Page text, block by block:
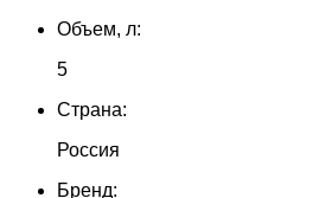
Объем, л:
5
Страна:
Россия
Бренд: